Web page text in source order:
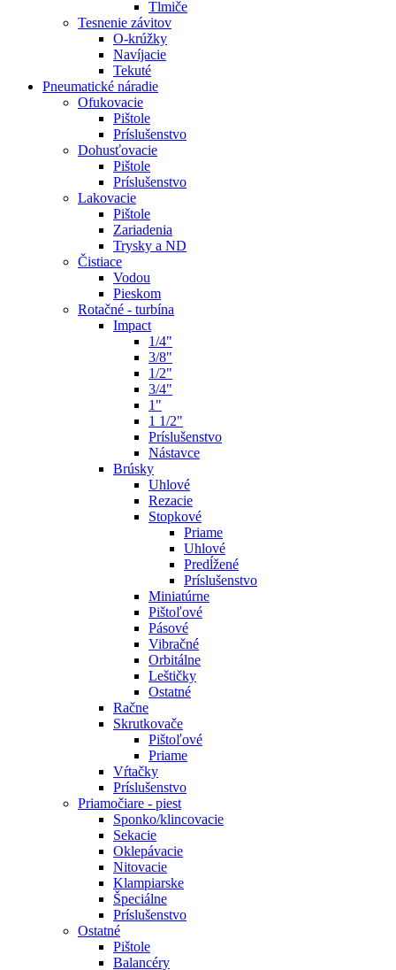
Tlmiče
Tesnenie závitov
O-krúžky
Navíjacie
Tekuté
Pneumatické náradie
Ofukovacie
Pištole
Príslušenstvo
Dohusťovacie
Pištole
Príslušenstvo
Lakovacie
Pištole
Zariadenia
Trysky a ND
Čistiace
Vodou
Pieskom
Rotačné - turbína
Impact
1/4"
3/8"
1/2"
3/4"
1"
1 1/2"
Príslušenstvo
Nástavce
Brúsky
Uhlové
Rezacie
Stopkové
Priame
Uhlové
Predĺžené
Príslušenstvo
Miniatúrne
Pištoľové
Pásové
Vibračné
Orbitálne
Leštičky
Ostatné
Račne
Skrutkovače
Pištoľové
Priame
Vŕtačky
Príslušenstvo
Priamočiare - piest
Sponko/klincovacie
Sekacie
Oklepávacie
Nitovacie
Klampiarske
Špeciálne
Príslušenstvo
Ostatné
Pištole
Balancéry